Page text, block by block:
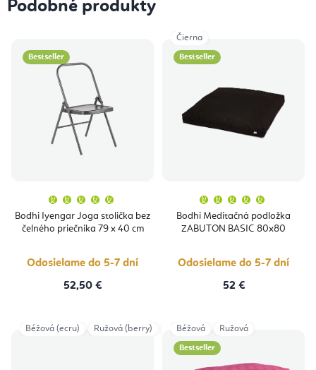
Podobné produkty
Bestseller
Bodhi Iyengar Joga stolička bez
čelného priečnika 79 x 40 cm
produktu
je
5,0
hviezdičiek.
Odosielame do 5-7 dní
52,50 €
Bestseller
Bodhi Meditačná podložka
ZABUTON BASIC 80x80
produktu
je
5,0
Odosielame do 5-7 dní
52 €
Čierna
Béžová (ecru) Ružová (berry) Taupe Tmavočervená
Bestseller
Béžová Ružová